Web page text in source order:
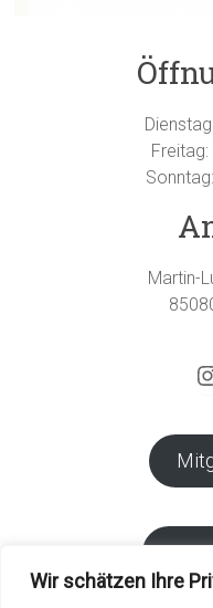
Wir schätzen Ihre
Martin-